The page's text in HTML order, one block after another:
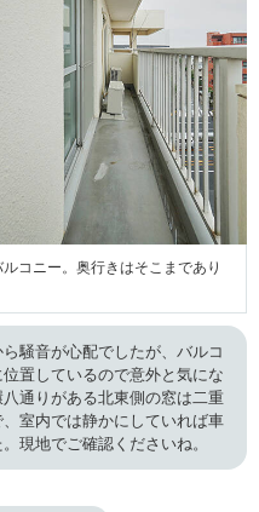
コニー。奥行きはそこまであり
騒音が心配でしたが、バルコ
置しているので意外と気にな
通りがある北東側の窓は二重
室内では静かにしていれば車
現地でご確認くださいね。